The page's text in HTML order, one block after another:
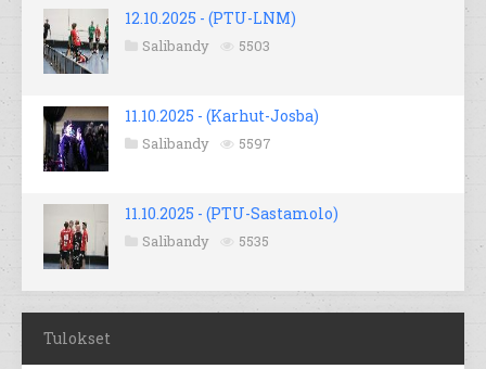
12.10.2025 - (PTU-LNM)
Salibandy 5503
11.10.2025 - (Karhut-Josba)
Salibandy 5597
11.10.2025 - (PTU-Sastamolo)
Salibandy 5535
Tulokset